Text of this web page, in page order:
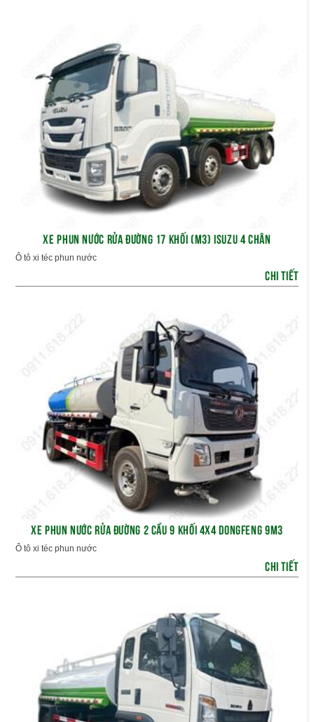
XE PHUN NƯỚC RỬA ĐƯỜNG 17 KHỐI (M3) ISUZU 4 CHÂN
Ô tô xi téc phun nước
CHI TIẾT
XE PHUN NƯỚC RỬA ĐƯỜNG 2 CẦU 9 KHỐI 4X4 DONGFENG 9M3
Ô tô xi téc phun nước
CHI TIẾT